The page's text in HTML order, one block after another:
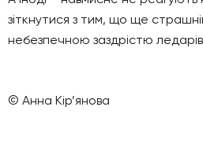
зіткнутися з тим, що ще
небезпечною заздрістю
© Анна Кір’янова